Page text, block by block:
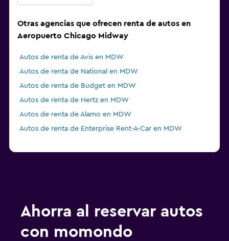
Otras agencias que ofrecen renta de autos en
Aeropuerto Chicago Midway
Autos de renta de Avis en MDW
Autos de renta de National en MDW
Autos de renta de Budget en MDW
Autos de renta de Hertz en MDW
Autos de renta de Alamo en MDW
Autos de renta de Enterprise Rent-A-Car en MDW
Ahorra al reservar autos
con momondo